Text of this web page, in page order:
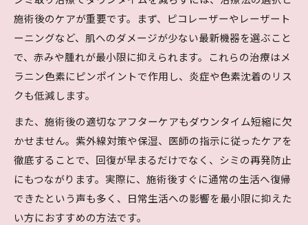
施術後のケアが重要です。まず、ピコレーザーやレーザート
ーニングなど、肌へのダメージが少ない最新機器を選ぶこと
で、赤みや腫れが最小限に抑えられます。これらの治療はメ
ラニン色素にピンポイントで作用し、炎症や色素沈着のリス
クも低減します。
また、施術後の適切なアフターケアもダウンタイム短縮に欠
かせません。紫外線対策や保湿、医師の指示に従ったケアを
徹底することで、回復が早まるだけでなく、シミの再発防止
にもつながります。実際に、施術後すぐに通常の生活へ復帰
できたという声も多く、日常生活への影響を最小限に抑えた
い方におすすめの方法です。